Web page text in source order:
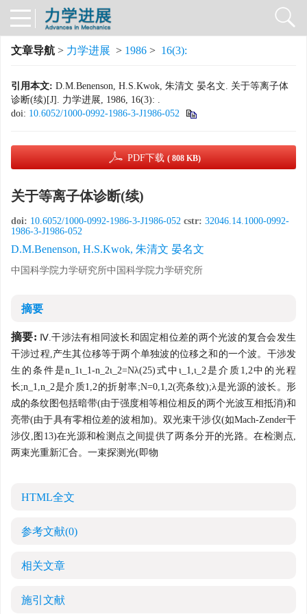
文章导航 > 力学进展 > 1986 > 16(3):
引用本文: D.M.Benenson, H.S.Kwok, 朱清文 晏名文. 关于等离子体
诊断(续)[J]. 力学进展, 1986, 16(3): .
doi: 10.6052/1000-0992-1986-3-J1986-052
PDF下载 ( 808 KB)
关于等离子体诊断(续)
doi: 10.6052/1000-0992-1986-3-J1986-052 cstr: 32046.14.1000-0992-
1986-3-J1986-052
D.M.Benenson, H.S.Kwok, 朱清文 晏名文
中国科学院力学研究所中国科学院力学研究所
摘要
摘要: Ⅳ.干涉法有相同波长和固定相位差的两个光波的复合会发生
干涉过程,产生其位移等于两个单独波的位移之和的一个波。干涉发
生的条件是n_1ι_1-n_2ι_2=Nλ(25)式中ι_1,ι_2是介质1,2中的光程
长;n_1,n_2是介质1,2的折射率;N=0,1,2(亮条纹);λ是光源的波长。形
成的条纹图包括暗带(由于强度相等相位相反的两个光波互相抵消)和
亮带(由于具有零相位差的波相加)。双光束干涉仪(如Mach-Zender干
涉仪,图13)在光源和检测点之间提供了两条分开的光路。在检测点,
两束光重新汇合。一束探测光(即物
HTML全文
参考文献(0)
相关文章
施引文献